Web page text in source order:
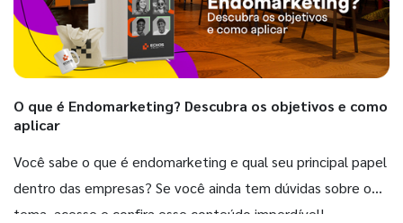
O que é Endomarketing? Descubra os objetivos e como
aplicar
Você sabe o que é endomarketing e qual seu principal papel
dentro das empresas? Se você ainda tem dúvidas sobre o
tema, acesse e confira esse conteúdo imperdível!